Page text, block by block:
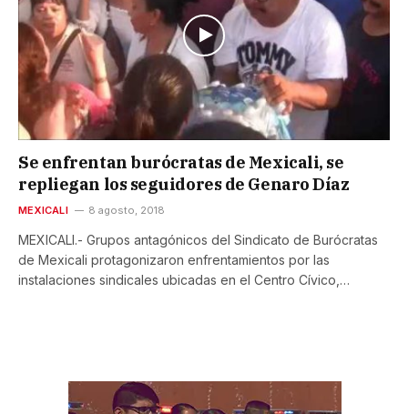
Se enfrentan burócratas de Mexicali, se
repliegan los seguidores de Genaro Díaz
MEXICALI 8 agosto, 2018
MEXICALI.- Grupos antagónicos del Sindicato de Burócratas
de Mexicali protagonizaron enfrentamientos por las
instalaciones sindicales ubicadas en el Centro Cívico,…